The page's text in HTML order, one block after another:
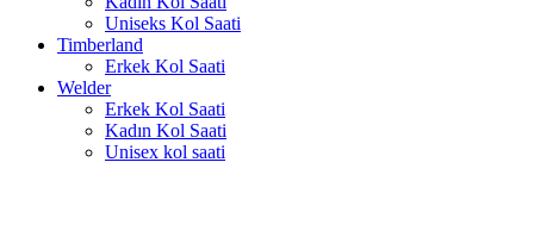
Uniseks Kol Saati
Timberland
Erkek Kol Saati
Welder
Erkek Kol Saati
Kadın Kol Saati
Unisex kol saati